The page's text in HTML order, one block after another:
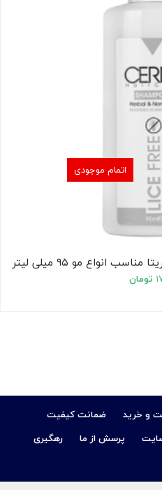
اتمام موجودی
مو ۹۵ میلی لیتر
تومان
و خرید
ضمانت کیفیت
پرسش از ما
رهگیری